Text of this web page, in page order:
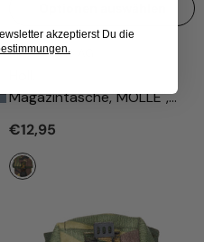
ANBIETER:
MAX FUCHS AG
Magazintasche,"MOLLE",
€12,95
akzeptierst Du die